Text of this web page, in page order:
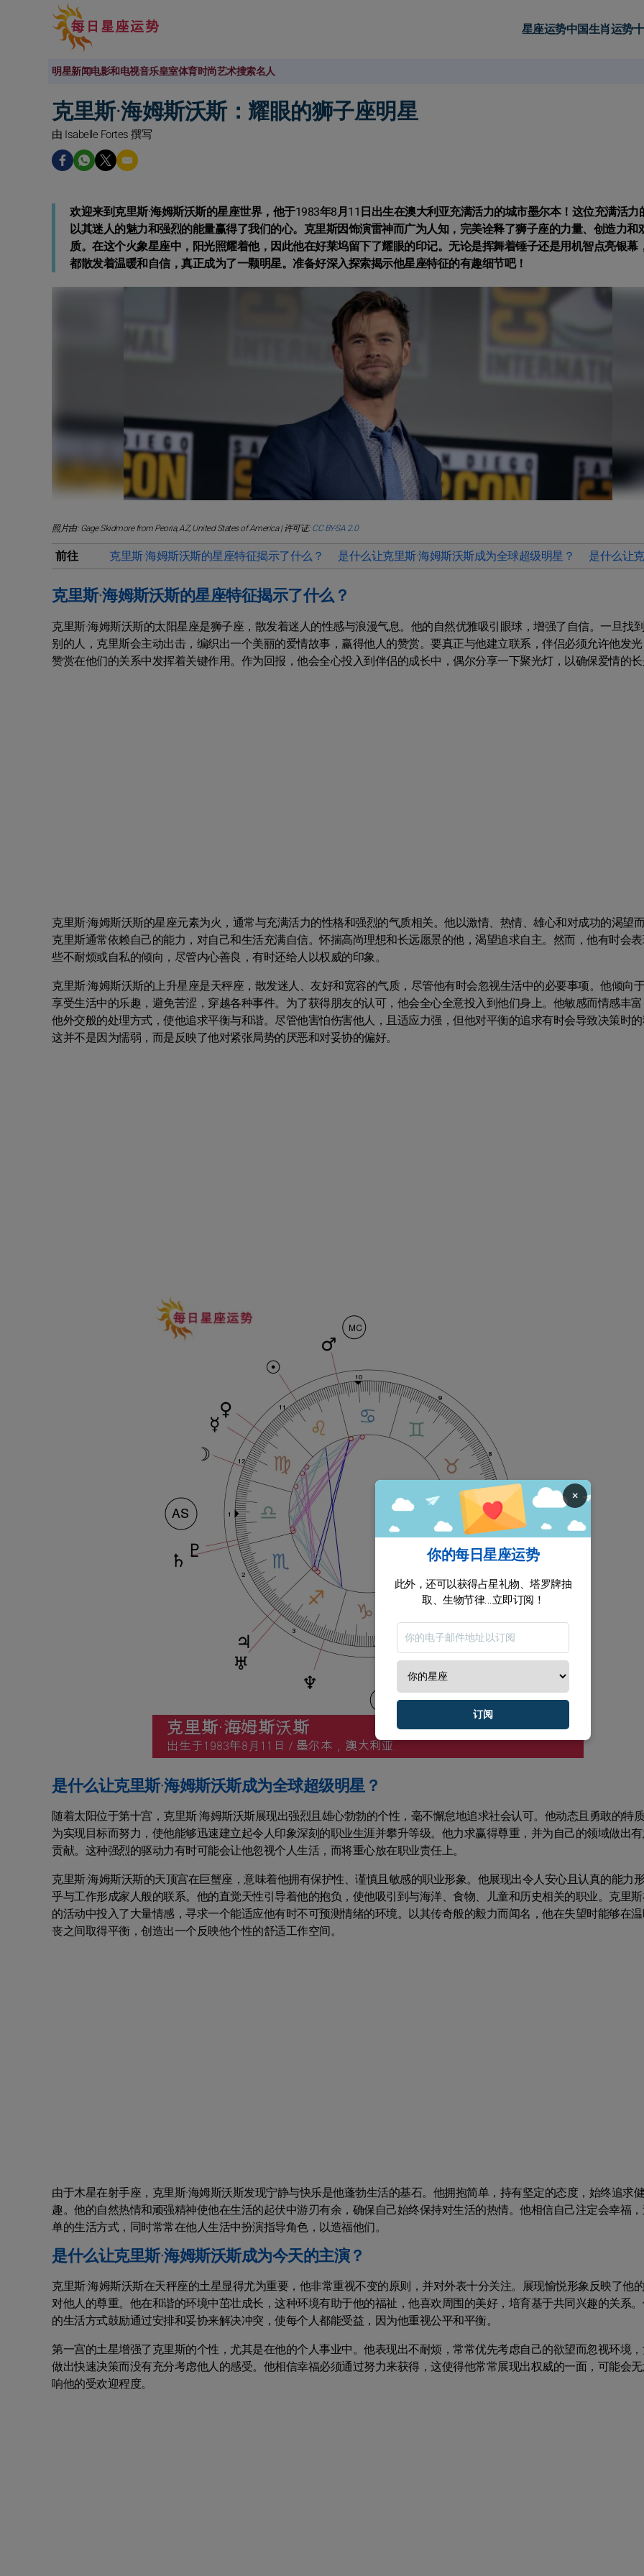
星座运势中国生肖运势
明星新闻电影和电视音乐皇室体育时尚艺术搜索名人
克里斯·海姆斯沃斯：耀眼的狮子座明星
由 Isabelle Fortes 撰写
欢迎来到克里斯·海姆斯沃斯的星座世界，他于1983年8月11日出生在澳大利亚充满活力的城市墨尔本！这位充满活力
以其迷人的魅力和强烈的能量赢得了我们的心。克里斯因饰演雷神而广为人知，完美诠释了狮子座的力量、创造力和
质。在这个火象星座中，阳光照耀着他，因此他在好莱坞留下了耀眼的印记。无论是挥舞着锤子还是用机智点亮银幕
都散发着温暖和自信，真正成为了一颗明星。准备好深入探索揭示他星座特征的有趣细节吧！
照片由: Gage Skidmore from Peoria, AZ, United States of America | 许可证:CC BY-SA 2.0
前往 克里斯·海姆斯沃斯的星座特征揭示了什么？ 是什么让克里斯·海姆斯沃斯成为全球超级明星？ 是什么让
克里斯·海姆斯沃斯的星座特征揭示了什么？
克里斯·海姆斯沃斯的太阳星座是狮子座，散发着迷人的性感与浪漫气息。他的自然优雅吸引眼球，增强了自信。一旦找
别的人，克里斯会主动出击，编织出一个美丽的爱情故事，赢得他人的赞赏。要真正与他建立联系，伴侣必须允许他发
赞赏在他们的关系中发挥着关键作用。作为回报，他会全心投入到伴侣的成长中，偶尔分享一下聚光灯，以确保爱情的长
克里斯·海姆斯沃斯的星座元素为火，通常与充满活力的性格和强烈的气质相关。他以激情、热情、雄心和对成功的渴望而
克里斯通常依赖自己的能力，对自己和生活充满自信。怀揣高尚理想和长远愿景的他，渴望追求自主。然而，他有时会
些不耐烦或自私的倾向，尽管内心善良，有时还给人以权威的印象。
克里斯·海姆斯沃斯的上升星座是天秤座，散发迷人、友好和宽容的气质，尽管他有时会忽视生活中的必要事项。他倾向
享受生活中的乐趣，避免苦涩，穿越各种事件。为了获得朋友的认可，他会全心全意投入到他们身上。他敏感而情感丰
他外交般的处理方式，使他追求平衡与和谐。尽管他害怕伤害他人，且适应力强，但他对平衡的追求有时会导致决策时的
这并不是因为懦弱，而是反映了他对紧张局势的厌恶和对妥协的偏好。
是什么让克里斯·海姆斯沃斯成为全球超级明星？
随着太阳位于第十宫，克里斯·海姆斯沃斯展现出强烈且雄心勃勃的个性，毫不懈怠地追求社会认可。他动态且勇敢的特
为实现目标而努力，使他能够迅速建立起令人印象深刻的职业生涯并攀升等级。他力求赢得尊重，并为自己的领域做出
贡献。这种强烈的驱动力有时可能会让他忽视个人生活，而将重心放在职业责任上。
克里斯·海姆斯沃斯的天顶宫在巨蟹座，意味着他拥有保护性、谨慎且敏感的职业形象。他展现出令人安心且认真的能力
乎与工作形成家人般的联系。他的直觉天性引导着他的抱负，使他吸引到与海洋、食物、儿童和历史相关的职业。克里
的活动中投入了大量情感，寻求一个能适应他有时不可预测情绪的环境。以其传奇般的毅力而闻名，他在失望时能够在
丧之间取得平衡，创造出一个反映他个性的舒适工作空间。
由于木星在射手座，克里斯·海姆斯沃斯发现宁静与快乐是他蓬勃生活的基石。他拥抱简单，持有坚定的态度，始终追求
趣。他的自然热情和顽强精神使他在生活的起伏中游刃有余，确保自己始终保持对生活的热情。他相信自己注定会幸福
单的生活方式，同时常常在他人生活中扮演指导角色，以造福他们。
是什么让克里斯·海姆斯沃斯成为今天的主演？
克里斯·海姆斯沃斯在天秤座的土星显得尤为重要，他非常重视不变的原则，并对外表十分关注。展现愉悦形象反映了他
对他人的尊重。他在和谐的环境中茁壮成长，这种环境有助于他的福祉，他喜欢周围的美好，培育基于共同兴趣的关系
的生活方式鼓励通过安排和妥协来解决冲突，使每个人都能受益，因为他重视公平和平衡。
第一宫的土星增强了克里斯的个性，尤其是在他的个人事业中。他表现出不耐烦，常常优先考虑自己的欲望而忽视环境
做出快速决策而没有充分考虑他人的感受。他相信幸福必须通过努力来获得，这使得他常常展现出权威的一面，可能会
响他的受欢迎程度。
×
你的每日星座运势
此外，还可以获得占星礼物、塔罗牌抽
取、生物节律...立即订阅！
订阅